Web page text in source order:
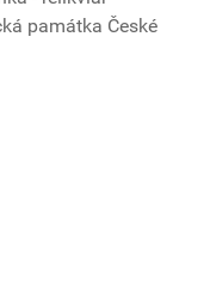
památka České